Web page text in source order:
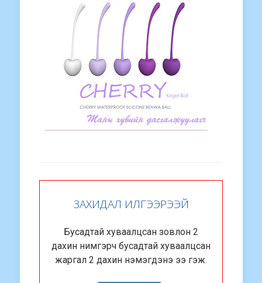
ЗАХИДАЛ ИЛГЭЭРЭЭЙ
Бусадтай хуваалцсан зовлон 2
дахин нимгэрч бусадтай хуваалцсан
жаргал 2 дахин нэмэгдэнэ ээ гэж.